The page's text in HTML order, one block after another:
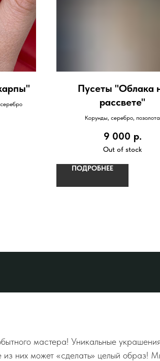
Пусеты "Облака
рассвете"
Корунды, серебро, позолота
9 000 р.
Out of stock
ПОДРОБНЕЕ
мастера! Уникальные
из них может «сделать» целый образ!